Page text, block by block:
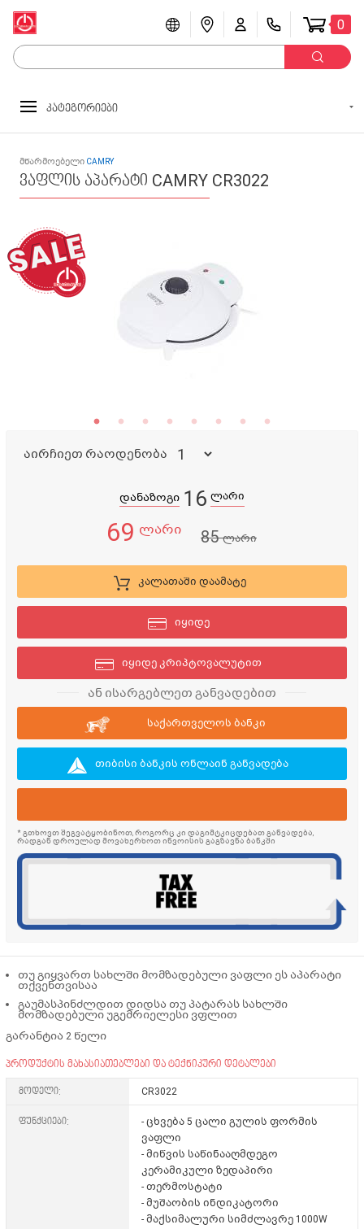
0
კატეგორიები
მწარმოებელი CAMRY
ვაფლის აპარატი CAMRY CR3022
აირჩიეთ რაოდენობა
დანაზოგი 16 ლარი
69 ლარი 85ლარი
კალათაში დაამატე
იყიდე
იყიდე კრიპტოვალუტით
ან ისარგებლეთ განვადებით
საქართველოს ბანკი
თიბისი ბანკის ონლაინ განვადება
* გთხოვთ შეგვატყობინოთ, როგორც კი დაგიმტკიცდებათ განვადება,
რადგან დროულად მოვახერხოთ ინვოისის გაგზავნა ბანკში
თუ გიყვართ სახლში მომზადებული ვაფლი ეს აპარატი
თქვენთვისაა
გაუმასპინძლდით დიდსა თუ პატარას სახლში
მომზადებული უგემრიელესი ვფლით
გარანტია 2 წელი
პროდუქტის მახასიათებლები და ტექნიკური დეტალები
მოდელი: CR3022
ფუნქციები:
- ცხვება 5 ცალი გულის ფორმის
ვაფლი
- მიწვის საწინააღმდეგო
კერამიკული ზედაპირი
- თერმოსტატი
- მუშაობის ინდიკატორი
- მაქსიმალური სიმძლავრე 1000W